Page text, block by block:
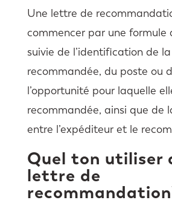
Une lettre de
commencer par une formule
suivie de l’identification de
recommandée, du poste ou
l’opportunité pour laquelle
recommandée, ainsi que de
entre l’expéditeur et le
Quel ton utiliser
lettre de